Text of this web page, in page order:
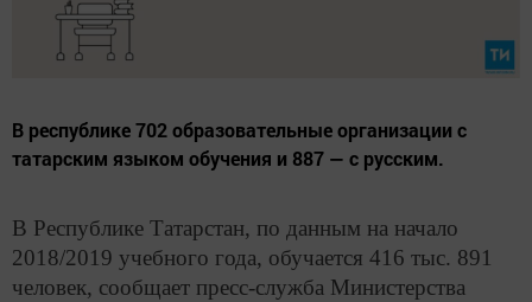
В республике 702 образовательные организации с
татарским языком обучения и 887 — с русским.
В Республике Татарстан, по данным на начало
2018/2019 учебного года, обучается 416 тыс. 891
человек, сообщает пресс-служба Министерства